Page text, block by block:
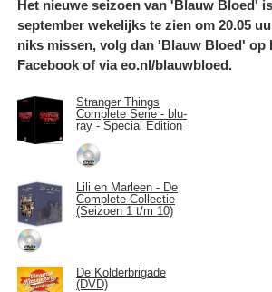
Het nieuwe seizoen van 'Blauw Bloed'
september wekelijks te zien om 20.05
niks missen, volg dan 'Blauw Bloed' op
Facebook of via eo.nl/blauwbloed.
Stranger Things
Complete Serie - blu-
ray - Special Edition
Lili en Marleen - De
Complete Collectie
(Seizoen 1 t/m 10)
De Kolderbrigade
(DVD)